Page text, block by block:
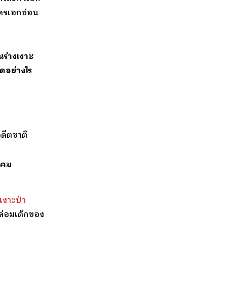
เอกซ่อน
างเงาะ
ย่างไร
ตชาติ
ม
าะป่า
มเด็กของ